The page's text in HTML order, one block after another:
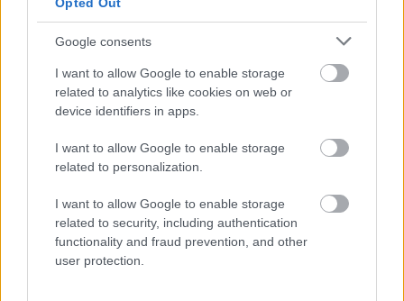
Google consents
I want to allow Google to enable storage
related to analytics like cookies on web or
device identifiers in apps.
I want to allow Google to enable storage
related to personalization.
I want to allow Google to enable storage
related to security, including authentication
functionality and fraud prevention, and other
user protection.
Połączenia składniowe, czyli m.in. o
Ciekawostki
na zabój— A skąd ten zabój?
od Sasa do Lasa — Z tym Sasem to nieprawda
innymi słowy— Skąd wzięła się forma
Mogą Cię zainteresować również hasła